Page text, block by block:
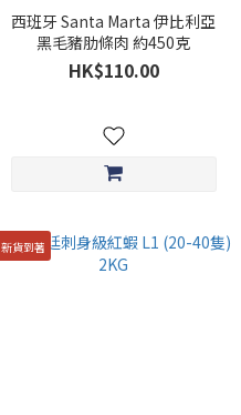
西班牙 Santa Marta 伊比利亞
黑毛豬肋條肉 約450克
HK$110.00
新貨到著